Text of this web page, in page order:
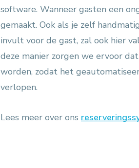
software. Wanneer gasten een
gemaakt. Ook als je zelf
invult voor de gast, zal ook hier
deze manier zorgen we ervoor
worden, zodat het
verlopen.
Lees meer over ons